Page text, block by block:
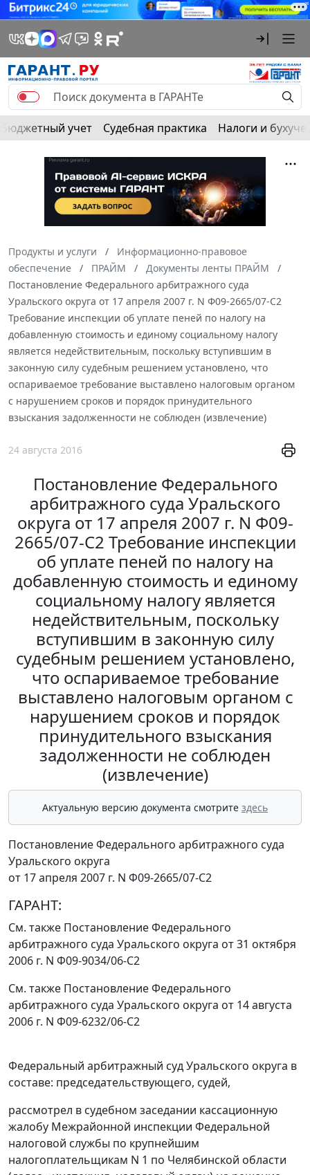
Бюджетный учет Судебная практика Налоги и
Продукты и услуги
Информационно-правовое
обеспечение
ПРАЙМ
Документы ленты ПРАЙМ
Постановление Федерального арбитражного суда
Уральского округа от 17 апреля 2007 г. N Ф09-2665/07-С2
Требование инспекции об уплате пеней по налогу на
добавленную стоимость и единому социальному налогу
является недействительным, поскольку вступившим в
законную силу судебным решением установлено, что
оспариваемое требование выставлено налоговым органом
с нарушением сроков и порядок принудительного
взыскания задолженности не соблюден (извлечение)
24 августа 2016
Постановление Федерального
арбитражного суда Уральского
округа от 17 апреля 2007 г. N Ф09-
2665/07-С2 Требование инспекции
об уплате пеней по налогу на
добавленную стоимость и единому
социальному налогу является
недействительным, поскольку
вступившим в законную силу
судебным решением установлено,
что оспариваемое требование
выставлено налоговым органом с
нарушением сроков и порядок
принудительного взыскания
задолженности не соблюден
(извлечение)
Актуальную версию документа смотрите здесь
Постановление Федерального арбитражного суда
Уральского округа
от 17 апреля 2007 г. N Ф09-2665/07-С2
ГАРАНТ:
См. также ПостановлениеФедерального
арбитражного суда Уральского округа от 31 октября
2006 г. N Ф09-9034/06-С2
См. также ПостановлениеФедерального
арбитражного суда Уральского округа от 14 августа
2006 г. N Ф09-6232/06-С2
Федеральный арбитражный суд Уральского округа в
составе: председательствующего, судей,
рассмотрел в судебном заседании кассационную
жалобу Межрайонной инспекции Федеральной
налоговой службы по крупнейшим
налогоплательщикам N 1 по Челябинской области